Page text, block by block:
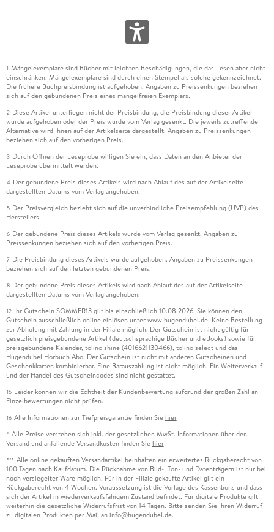
1 Mängelexemplare sind Bücher mit leichten Beschädigungen, die das Lesen aber nicht
einschränken. Mängelexemplare sind durch einen Stempel als solche gekennzeichnet.
Die frühere Buchpreisbindung ist aufgehoben. Angaben zu Preissenkungen beziehen
sich auf den gebundenen Preis eines mangelfreien Exemplars.
2 Diese Artikel unterliegen nicht der Preisbindung, die Preisbindung dieser Artikel
wurde aufgehoben oder der Preis wurde vom Verlag gesenkt. Die jeweils zutreffende
Alternative wird Ihnen auf der Artikelseite dargestellt. Angaben zu Preissenkungen
beziehen sich auf den vorherigen Preis.
3 Durch Öffnen der Leseprobe willigen Sie ein, dass Daten an den Anbieter der
Leseprobe übermittelt werden.
4 Der gebundene Preis dieses Artikels wird nach Ablauf des auf der Artikelseite
dargestellten Datums vom Verlag angehoben.
5 Der Preisvergleich bezieht sich auf die unverbindliche Preisempfehlung (UVP) des
Herstellers.
6 Der gebundene Preis dieses Artikels wurde vom Verlag gesenkt. Angaben zu
Preissenkungen beziehen sich auf den vorherigen Preis.
7 Die Preisbindung dieses Artikels wurde aufgehoben. Angaben zu Preissenkungen
beziehen sich auf den letzten gebundenen Preis.
8 Der gebundene Preis dieses Artikels wird nach Ablauf des auf der Artikelseite
dargestellten Datums vom Verlag angehoben.
12 Ihr Gutschein SOMMER13 gilt bis einschließlich 10.08.2026. Sie können den
Gutschein ausschließlich online einlösen unter www.hugendubel.de. Keine Bestellung
zur Abholung mit Zahlung in der Filiale möglich. Der Gutschein ist nicht gültig für
gesetzlich preisgebundene Artikel (deutschsprachige Bücher und eBooks) sowie für
preisgebundene Kalender, tolino shine (4016621130466), tolino select und das
Hugendubel Hörbuch Abo. Der Gutschein ist nicht mit anderen Gutscheinen und
Geschenkkarten kombinierbar. Eine Barauszahlung ist nicht möglich. Ein Weiterverkauf
und der Handel des Gutscheincodes sind nicht gestattet.
15 Leider können wir die Echtheit der Kundenbewertung aufgrund der großen Zahl an
Einzelbewertungen nicht prüfen.
16 Alle Informationen zur Tiefpreisgarantie finden Sie hier
* Alle Preise verstehen sich inkl. der gesetzlichen MwSt. Informationen über den
Versand und anfallende Versandkosten finden Sie hier
*** Alle online gekauften Versandartikel beinhalten ein erweitertes Rückgaberecht von
100 Tagen nach Kaufdatum. Die Rücknahme von Bild-, Ton- und Datenträgern ist nur bei
noch versiegelter Ware möglich. Für in der Filiale gekaufte Artikel gilt ein
Rückgaberecht von 4 Wochen. Voraussetzung ist die Vorlage des Kassenbons und dass
sich der Artikel in wiederverkaufsfähigem Zustand befindet. Für digitale Produkte gilt
weiterhin die gesetzliche Widerrufsfrist von 14 Tagen. Bitte senden Sie Ihren Widerruf
zu digitalen Produkten per Mail an info@hugendubel.de.